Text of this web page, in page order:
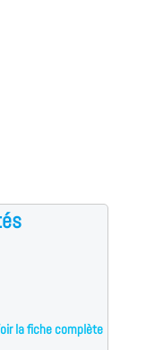
la fiche complète